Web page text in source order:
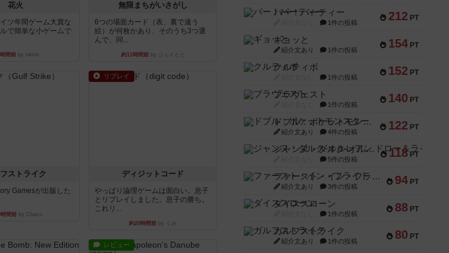
花火
ツ年間ゲーム大賞な
で簡単な小ゲームで
間前 by tamio
無限まちがいさがし
6つの場面カード（表、裏で違う
絵）が何枚かあり、そのうち3つ選
んで、同...
約11時間前by ジェイとと
ストライク
Gamesが出版した
間前by Chaco
リプレイ
ディジットコード
やっぱり論理ゲームは面白い。息子
とリプレイしました。息子の勝ち。
これリ...
約20時間前 by くみ
レビュー
212 PT
バー！パーティー
1件の投稿
154 PT
ギョッと
紹介文あり 1件の投稿
152 PT
クルティボ
1件の投稿
140 PT
ブラヴェスト
1件の投稿
122 PT
ドブル：ポケットモンスター
紹介文あり 4件の投稿
118 PT
ジャンヌ・ダルク-オルレアン ドロー＆ライト
5件の投稿
94 PT
ファースト・イン・フライト
紹介文あり 3件の投稿
88 PT
ダイススローン
1件の投稿
80 PT
ガルフストライク
紹介文あり 1件の投稿